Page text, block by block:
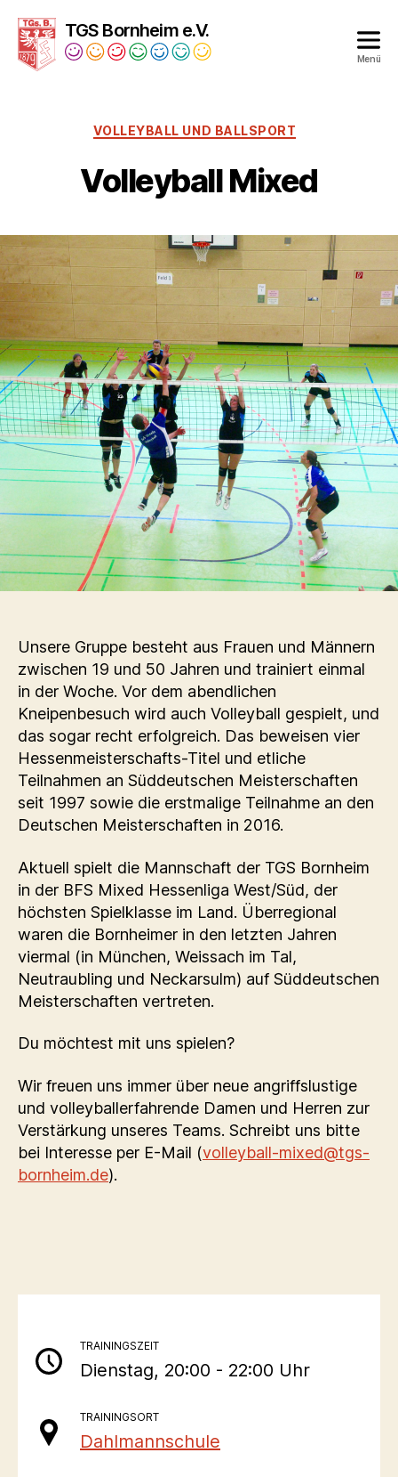
TGS Bornheim e.V.
Menü
VOLLEYBALL UND BALLSPORT
Volleyball Mixed
Unsere Gruppe besteht aus Frauen und Männern
zwischen 19 und 50 Jahren und trainiert einmal
in der Woche. Vor dem abendlichen
Kneipenbesuch wird auch Volleyball gespielt, und
das sogar recht erfolgreich. Das beweisen vier
Hessenmeisterschafts-Titel und etliche
Teilnahmen an Süddeutschen Meisterschaften
seit 1997 sowie die erstmalige Teilnahme an den
Deutschen Meisterschaften in 2016.
Aktuell spielt die Mannschaft der TGS Bornheim
in der BFS Mixed Hessenliga West/Süd, der
höchsten Spielklasse im Land. Überregional
waren die Bornheimer in den letzten Jahren
viermal (in München, Weissach im Tal,
Neutraubling und Neckarsulm) auf Süddeutschen
Meisterschaften vertreten.
Du möchtest mit uns spielen?
Wir freuen uns immer über neue angriffslustige
und volleyballerfahrende Damen und Herren zur
Verstärkung unseres Teams. Schreibt uns bitte
bei Interesse per E-Mail (volleyball-mixed@tgs-
bornheim.de).
TRAININGSZEIT
Dienstag, 20:00 - 22:00 Uhr
TRAININGSORT
Dahlmannschule